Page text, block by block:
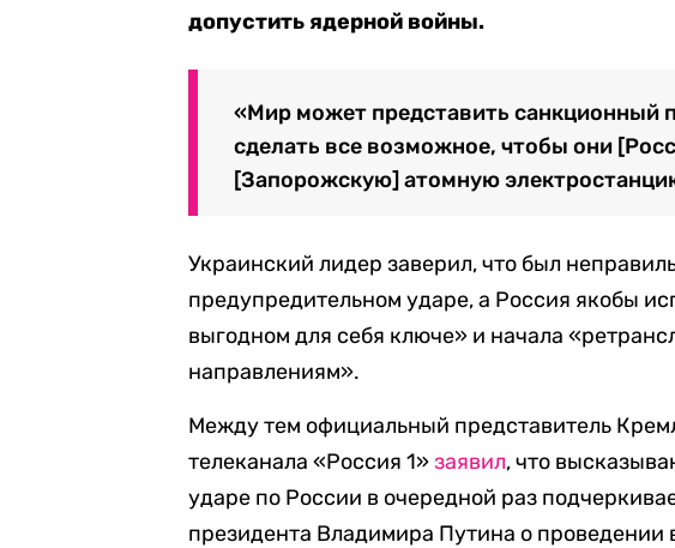
допустить ядерной войны.
«Мир может представить санкционный
сделать все возможное, чтобы они
[Запорожскую] атомную
Украинский лидер заверил, что был
предупредительном ударе, а Россия якобы
выгодном для себя ключе» и начала
направлениям».
Между тем официальный представитель
телеканала «Россия 1»заявил, что
ударе по России в очередной раз
президента Владимира Путина о проведении